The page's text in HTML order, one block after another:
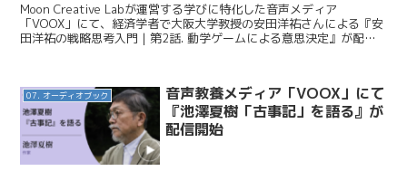
Moon Creative Labが運営する学びに特化した音声メディア
「VOOX」にて、経済学者で大阪大学教授の安田洋祐さんによる『安
田洋祐の戦略思考入門｜第2話. 動学ゲームによる意思決定』が配信
07. オーディオブック
音声教養メディア「VOOX」にて
『池澤夏樹「古事記」を語る』が
配信開始